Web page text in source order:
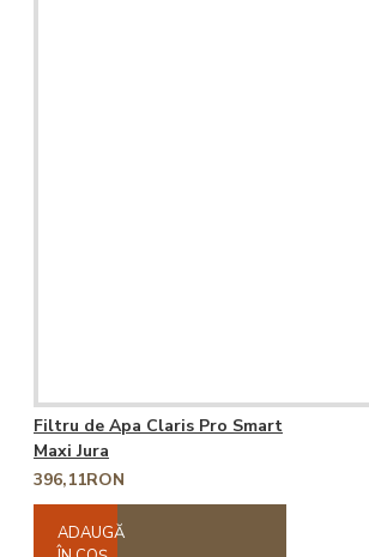
Filtru de Apa Claris Pro Smart
Maxi Jura
396,11RON
ADAUGĂ